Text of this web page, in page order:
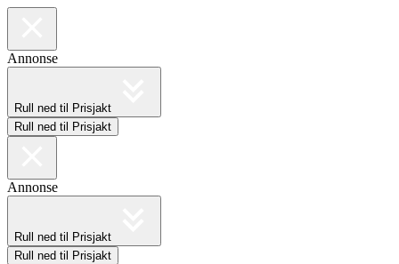
Annonse
Rull ned til Prisjakt
Rull ned til Prisjakt
Annonse
Rull ned til Prisjakt
Rull ned til Prisjakt